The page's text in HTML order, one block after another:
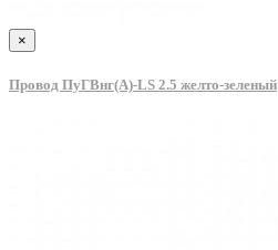
×
Провод ПуГВнг(A)-LS 2.5 желто-зеленый